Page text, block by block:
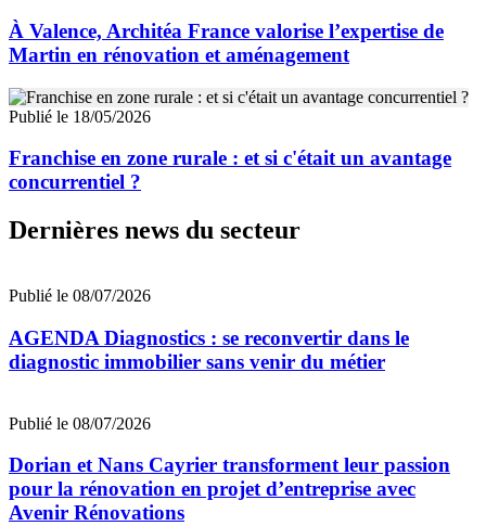
À Valence, Architéa France valorise l’expertise de
Martin en rénovation et aménagement
Publié le 18/05/2026
Franchise en zone rurale : et si c'était un avantage
concurrentiel ?
Dernières news du secteur
Publié le 08/07/2026
AGENDA Diagnostics : se reconvertir dans le
diagnostic immobilier sans venir du métier
Publié le 08/07/2026
Dorian et Nans Cayrier transforment leur passion
pour la rénovation en projet d’entreprise avec
Avenir Rénovations